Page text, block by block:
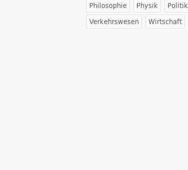
Philosophie
Physik Politik
Verkehrswesen
Wirtschaft